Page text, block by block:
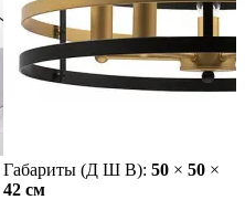
Габариты (Д Ш В): 50 × 50 ×
42 cм